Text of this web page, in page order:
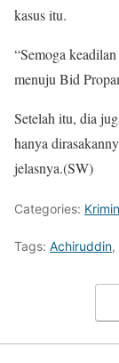
kasus itu.
“Semoga
menuju Bid
Setelah itu, dia
hanya
jelasnya.(SW)
Categories:
Tags: Achiruddin,